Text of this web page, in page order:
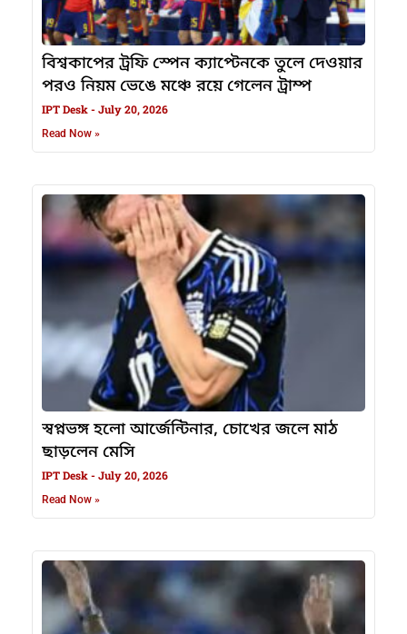
বিশ্বকাপের ট্রফি স্পেন ক্যাপ্টেনকে তুলে দেওয়ার
পরও নিয়ম ভেঙে মঞ্চে রয়ে গেলেন ট্রাম্প
IPT Desk July 20, 2026
Read Now »
স্বপ্নভঙ্গ হলো আর্জেন্টিনার, চোখের জলে মাঠ
ছাড়লেন মেসি
IPT Desk July 20, 2026
Read Now »